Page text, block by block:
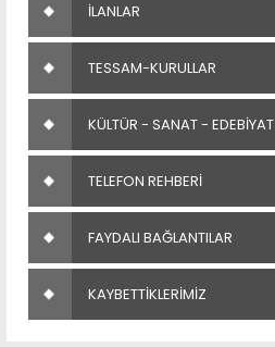
İLANLAR
TESSAM-KURULLAR
KÜLTÜR - SANAT - EDEBİYAT
TELEFON REHBERİ
FAYDALI BAĞLANTILAR
KAYBETTİKLERİMİZ